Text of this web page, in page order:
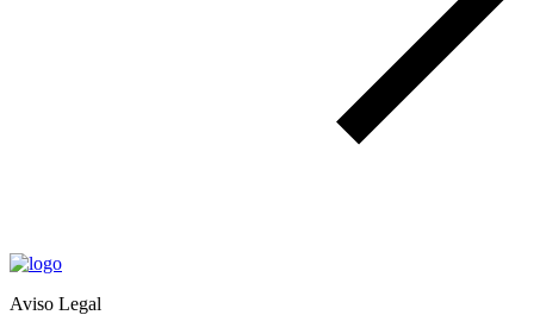
Aviso Legal